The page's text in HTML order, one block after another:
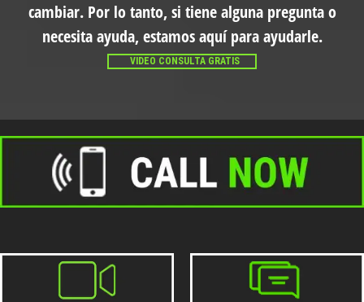
cambiar. Por lo tanto, si tiene alguna pregunta o
necesita ayuda, estamos aquí para ayudarle.
VIDEO CONSULTA GRATIS